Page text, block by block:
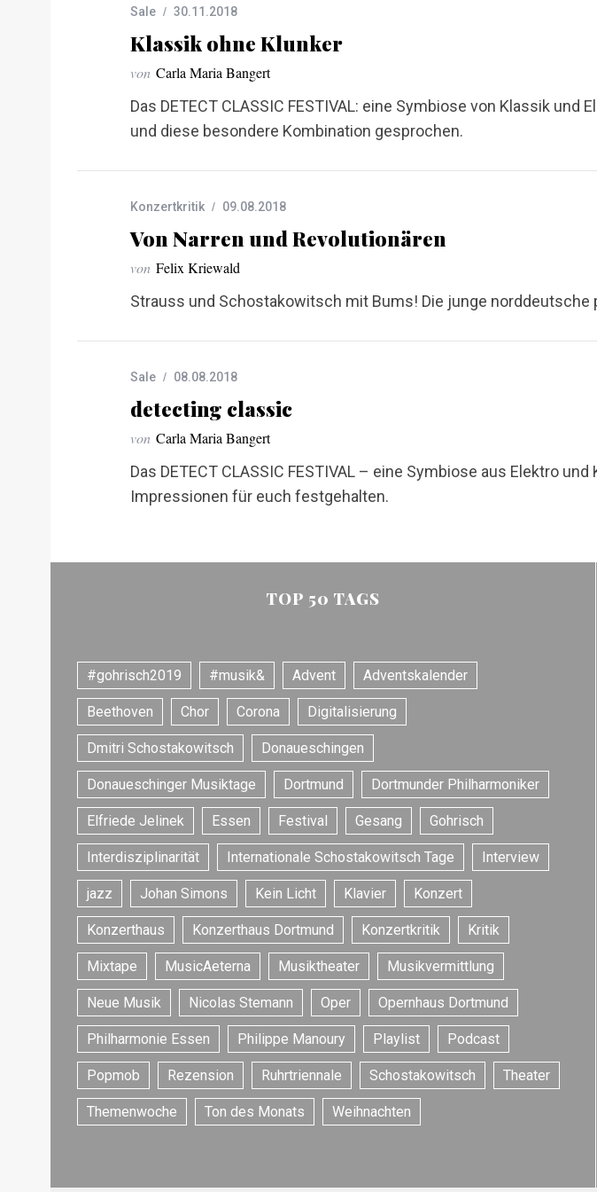
Sale 30.11.2018
Klassik ohne Klunker
von Carla Maria Bangert
Das DETECT CLASSIC FESTIVAL: eine Symbiose von Klassik
und diese besondere Kombination gesprochen.
Konzertkritik 09.08.2018
Von Narren und Revolutionären
von Felix Kriewald
Strauss und Schostakowitsch mit Bums! Die junge
Sale 08.08.2018
detecting classic
von Carla Maria Bangert
Das DETECT CLASSIC FESTIVAL – eine Symbiose aus Elektro
Impressionen für euch festgehalten.
TOP 50 TAGS
#gohrisch2019 #musik& Advent Adventskalender
Beethoven Chor Corona Digitalisierung
Dmitri Schostakowitsch Donaueschingen
Donaueschinger Musiktage Dortmund Dortmunder Philharmoniker
Elfriede Jelinek Essen Festival Gesang Gohrisch
Interdisziplinarität Internationale Schostakowitsch Tage Interview
jazz Johan Simons Kein Licht Klavier Konzert
Konzerthaus Konzerthaus Dortmund Konzertkritik Kritik
Mixtape MusicAeterna Musiktheater Musikvermittlung
Neue Musik Nicolas Stemann Oper Opernhaus Dortmund
Philharmonie Essen Philippe Manoury Playlist Podcast
Popmob Rezension Ruhrtriennale Schostakowitsch Theater
Themenwoche Ton des Monats Weihnachten
e
r
c
h
f
r
: